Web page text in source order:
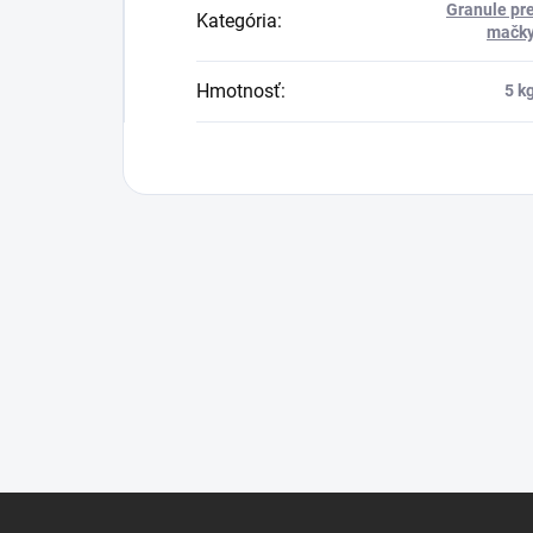
Kategória:
Granule
Hmotnosť: 5